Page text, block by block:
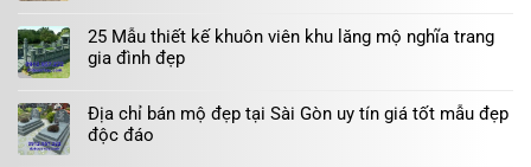
25 Mẫu thiết kế khuôn viên khu lăng mộ nghĩa trang
gia đình đẹp
Địa chỉ bán mộ đẹp tại Sài Gòn uy tín giá tốt mẫu đẹp
độc đáo